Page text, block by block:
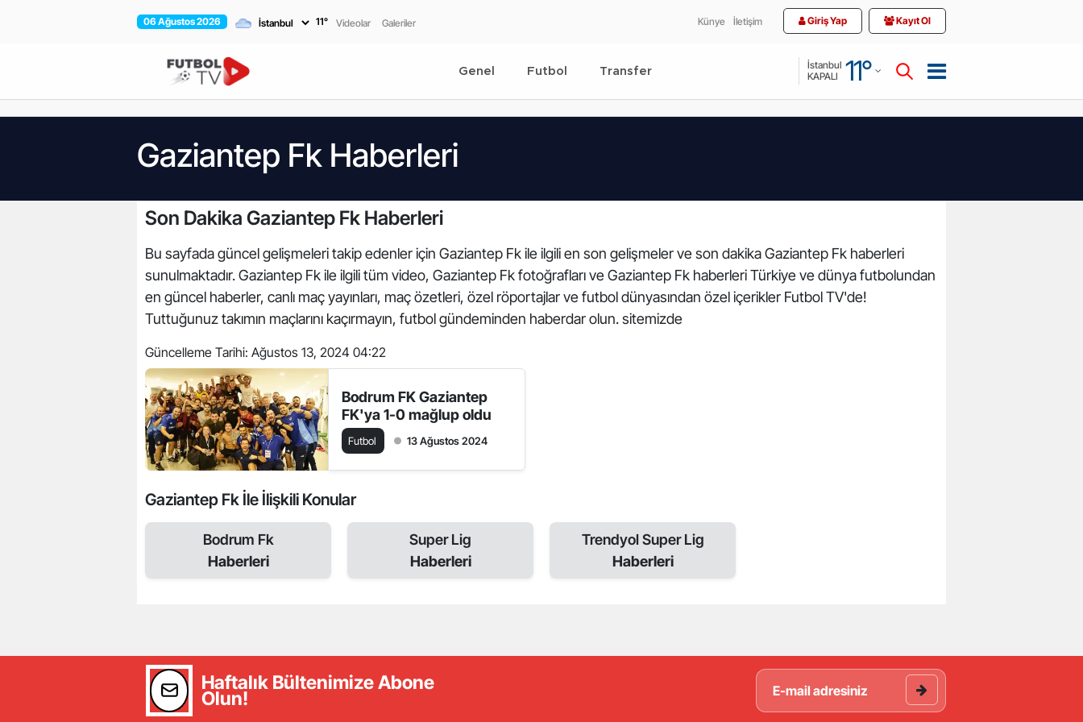
06 Ağustos 2026 11° Videolar Galeriler Künye İletişim Giriş Yap Kayıt Ol
Genel Futbol Transfer
İstanbul
KAPALI
11°
Adıyaman
Afyonkarahisar
Antalya
Artvin
Diyarbakır
Gaziantep Fk Haberleri
Son Dakika Gaziantep Fk Haberleri
Bu sayfada güncel gelişmeleri takip edenler için Gaziantep Fk ile ilgili en son gelişmeler ve son dakika Gaziantep Fk haberleri
sunulmaktadır. Gaziantep Fk ile ilgili tüm video, Gaziantep Fk fotoğrafları ve Gaziantep Fk haberleri Türkiye ve dünya futbolundan
en güncel haberler, canlı maç yayınları, maç özetleri, özel röportajlar ve futbol dünyasından özel içerikler Futbol TV'de!
Tuttuğunuz takımın maçlarını kaçırmayın, futbol gündeminden haberdar olun. sitemizde
Güncelleme Tarihi: Ağustos 13, 2024 04:22
Bodrum FK Gaziantep
FK'ya 1-0 mağlup oldu
Futbol 13 Ağustos 2024
Gaziantep Fk İle İlişkili Konular
Bodrum Fk
Haberleri
Super Lig
Haberleri
Trendyol Super Lig
Haberleri
Haftalık Bültenimize Abone
Olun!